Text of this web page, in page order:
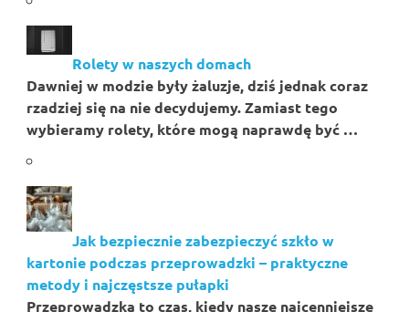
Rolety w naszych domach
Dawniej w modzie były żaluzje, dziś jednak coraz
rzadziej się na nie decydujemy. Zamiast tego
wybieramy rolety, które mogą naprawdę być …
Jak bezpiecznie zabezpieczyć szkło w
kartonie podczas przeprowadzki – praktyczne
metody i najczęstsze pułapki
Przeprowadzka to czas, kiedy nasze najcenniejsze